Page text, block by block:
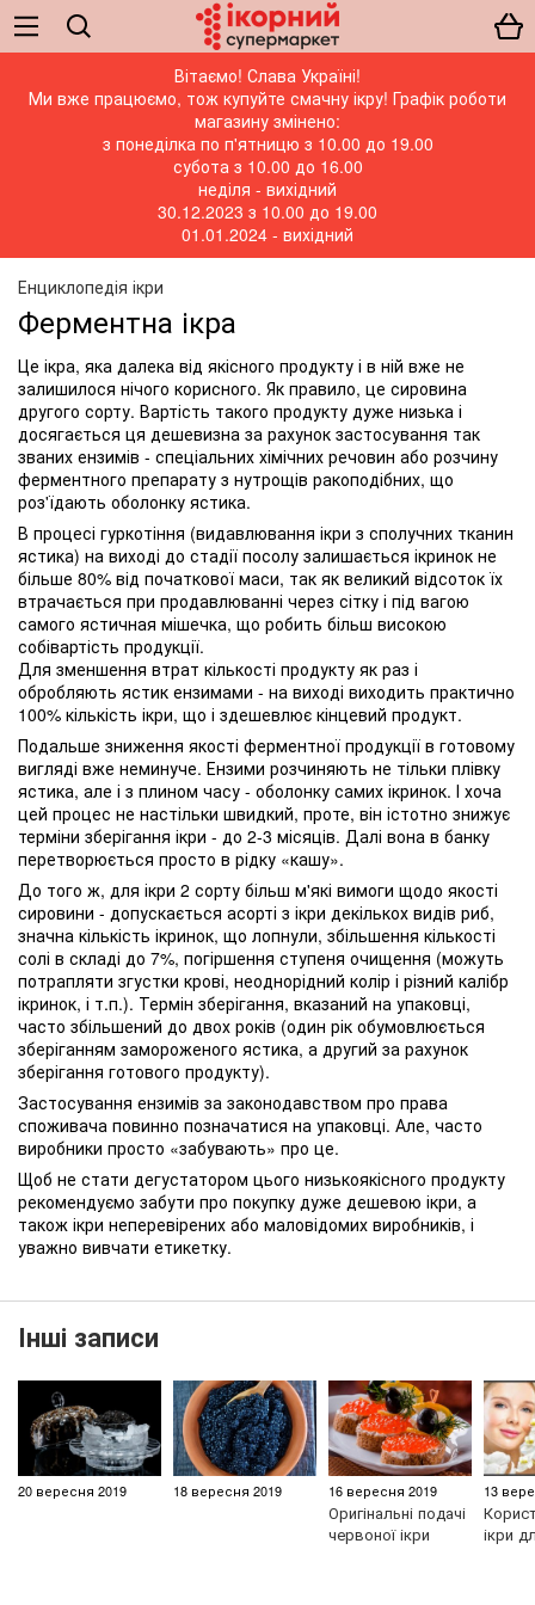
Вітаємо! Слава Україні!
Ми вже працюємо, тож купуйте смачну ікру! Графік роботи
магазину змінено:
з понеділка по п'ятницю з 10.00 до 19.00
субота з 10.00 до 16.00
неділя - вихідний
30.12.2023 з 10.00 до 19.00
01.01.2024 - вихідний
Енциклопедія ікри
Ферментна ікра
Це ікра, яка далека від якісного продукту і в ній вже не
залишилося нічого корисного. Як правило, це сировина
другого сорту. Вартість такого продукту дуже низька і
досягається ця дешевизна за рахунок застосування так
званих ензимів - спеціальних хімічних речовин або розчину
ферментного препарату з нутрощів ракоподібних, що
роз'їдають оболонку ястика.
В процесі гуркотіння (видавлювання ікри з сполучних тканин
ястика) на виході до стадії посолу залишається ікринок не
більше 80% від початкової маси, так як великий відсоток їх
втрачається при продавлюванні через сітку і під вагою
самого ястичная мішечка, що робить більш високою
собівартість продукції.
Для зменшення втрат кількості продукту як раз і
обробляють ястик ензимами - на виході виходить практично
100% кількість ікри, що і здешевлює кінцевий продукт.
Подальше зниження якості ферментної продукції в готовому
вигляді вже неминуче. Ензими розчиняють не тільки плівку
ястика, але і з плином часу - оболонку самих ікринок. І хоча
цей процес не настільки швидкий, проте, він істотно знижує
терміни зберігання ікри - до 2-3 місяців. Далі вона в банку
перетворюється просто в рідку «кашу».
До того ж, для ікри 2 сорту більш м'які вимоги щодо якості
сировини - допускається асорті з ікри декількох видів риб,
значна кількість ікринок, що лопнули, збільшення кількості
солі в складі до 7%, погіршення ступеня очищення (можуть
потрапляти згустки крові, неоднорідний колір і різний калібр
ікринок, і т.п.). Термін зберігання, вказаний на упаковці,
часто збільшений до двох років (один рік обумовлюється
зберіганням замороженого ястика, а другий за рахунок
зберігання готового продукту).
Застосування ензимів за законодавством про права
споживача повинно позначатися на упаковці. Але, часто
виробники просто «забувають» про це.
Щоб не стати дегустатором цього низькоякісного продукту
рекомендуємо забути про покупку дуже дешевою ікри, а
також ікри неперевірених або маловідомих виробників, і
уважно вивчати етикетку.
Інші записи
20 вересня 2019 18 вересня 2019 16 вересня 2019
Оригінальні подачі
червоної ікри
13
ікри